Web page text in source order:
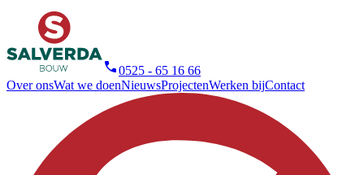
0525 - 65 16 66
Over onsWat we doenNieuwsProjectenWerken bijContact